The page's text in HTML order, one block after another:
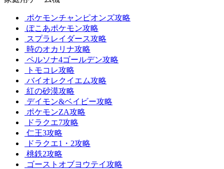
ポケモンチャンピオンズ攻略
ぽこあポケモン攻略
スプラレイダース攻略
時のオカリナ攻略
ペルソナ4ゴールデン攻略
トモコレ攻略
バイオレクイエム攻略
紅の砂漠攻略
デイモン&ベイビー攻略
ポケモンZA攻略
ドラクエ7攻略
仁王3攻略
ドラクエ1・2攻略
桃鉄2攻略
ゴーストオブヨウテイ攻略